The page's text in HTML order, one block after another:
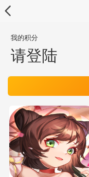
我的积分
请登陆